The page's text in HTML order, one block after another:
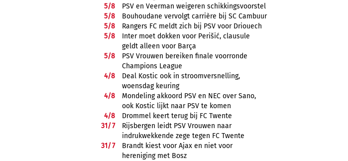
5/8
PSV en Veerman weigeren schikkingsvoorstel
5/8
Bouhoudane vervolgt carrière bij SC Cambuur
5/8
Rangers FC meldt zich bij PSV voor Driouech
5/8
Inter moet dokken voor Perišić, clausule
geldt alleen voor Barça
5/8
PSV Vrouwen bereiken finale voorronde
Champions League
4/8
Deal Kostic ook in stroomversnelling,
woensdag keuring
4/8
Mondeling akkoord PSV en NEC over Sano,
ook Kostic lijkt naar PSV te komen
4/8
Drommel keert terug bij FC Twente
31/7
Rijsbergen leidt PSV Vrouwen naar
indrukwekkende zege tegen FC Twente
31/7
Brandt kiest voor Ajax en niet voor
hereniging met Bosz